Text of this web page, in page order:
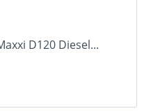
D120 Diesel...